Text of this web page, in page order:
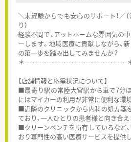
＼未経験からでも安心のサポート！／
り）
経験不問で、アットホームな雰囲気の
ーします。地域医療に貢献しながら、
の第一歩を踏み出してみませんか？
＊------------------------------------------
【店舗情報と応需状況について】
■最寄り駅の常陸大宮駅から車で7分
にはマイカーの利用が非常に便利な環
■近隣のクリニックから内科の処方箋
ており、一人ひとりの患者様と向き合え
■クリーンベンチを所有しているなど
おり専門性の高い医療サービスを提供